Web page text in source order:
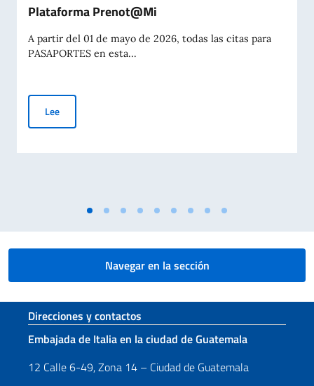
Plataforma Prenot@Mi
A partir del 01 de mayo de 2026, todas las citas para
PASAPORTES en esta...
LeePlataforma Prenot@Mi
Navegar en la sección
Sezione footer
Direcciones y contactos
Embajada de Italia en la ciudad de Guatemala
12 Calle 6-49, Zona 14 – Ciudad de Guatemala